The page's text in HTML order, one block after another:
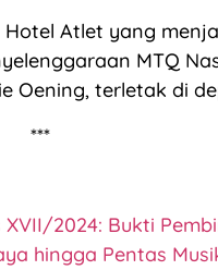
Atlet yang
MTQ
Oening, terletak di
***
2024: Bukti
hingga Pentas